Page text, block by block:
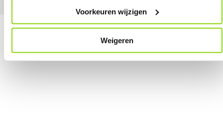
Voorkeuren wijzigen
Weigeren